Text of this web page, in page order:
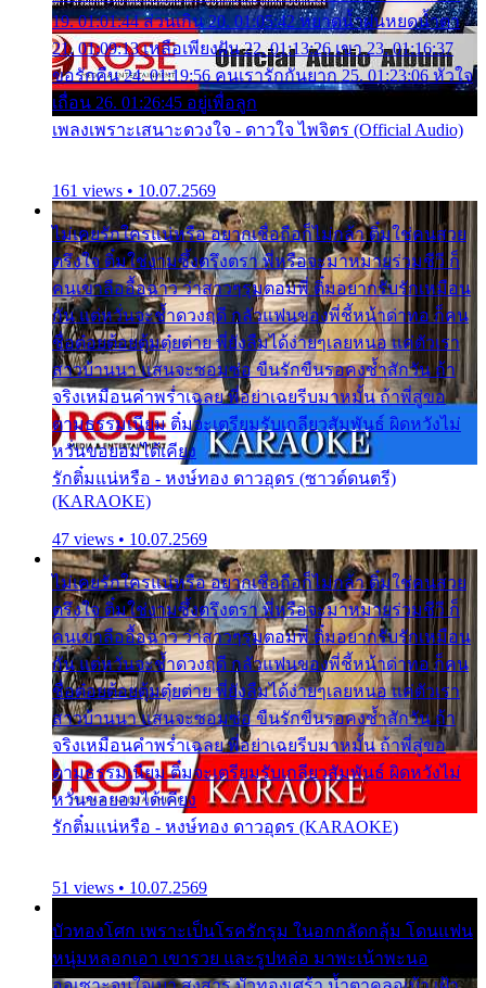
19. 01:01:44 ส่วนเกิน 20. 01:05:42 หยาดน้ำฝนหยดน้ำตา
21. 01:09:13 เหลือเพียงฝัน 22. 01:13:26 เขา 23. 01:16:37
ขอรักคืน 24. 01:19:56 คนเรารักกันยาก 25. 01:23:06 หัวใจ
เถื่อน 26. 01:26:45 อยู่เพื่อลูก
เพลงเพราะเสนาะดวงใจ - ดาวใจ ไพจิตร (Official Audio)
161 views • 10.07.2569
ไม่เคยรักใครแน่หรือ อยากเชื่อถือก็ไม่กล้า ติ๋มใช่คนสวย
ตรึงใจ ติ๋มใช่งามซึ้งตรึงตรา พี่หรือจะมาหมายร่วมชีวี ก็
คนเขาลืออื้อฉาว ว่าสาวๆรุมตอมพี่ ติ๋มอยากรับรักเหมือน
กัน แต่หวั่นจะช้ำดวงฤดี กลัวแฟนของพี่ชี้หน้าด่าทอ ก็คน
ชื่อต๋อยต้อยตุ้มตุ๋ยต่าย พี่ยังลืมได้ง่ายๆเลยหนอ แค่ตัวเรา
สาวบ้านนา แสนจะซอมซ่อ ขืนรักขืนรอคงช้ำสักวัน ถ้า
จริงเหมือนคำพร่ำเฉลย พี่อย่าเฉยรีบมาหมั้น ถ้าพี่สู่ขอ
ตามธรรมเนียม ติ๋มจะเตรียมรับเกลียวสัมพันธ์ ผิดหวังไม่
หวั่นขอยอมได้เคียง
รักติ๋มแน่หรือ - หงษ์ทอง ดาวอุดร (ซาวด์ดนตรี)
(KARAOKE)
47 views • 10.07.2569
ไม่เคยรักใครแน่หรือ อยากเชื่อถือก็ไม่กล้า ติ๋มใช่คนสวย
ตรึงใจ ติ๋มใช่งามซึ้งตรึงตรา พี่หรือจะมาหมายร่วมชีวี ก็
คนเขาลืออื้อฉาว ว่าสาวๆรุมตอมพี่ ติ๋มอยากรับรักเหมือน
กัน แต่หวั่นจะช้ำดวงฤดี กลัวแฟนของพี่ชี้หน้าด่าทอ ก็คน
ชื่อต๋อยต้อยตุ้มตุ๋ยต่าย พี่ยังลืมได้ง่ายๆเลยหนอ แค่ตัวเรา
สาวบ้านนา แสนจะซอมซ่อ ขืนรักขืนรอคงช้ำสักวัน ถ้า
จริงเหมือนคำพร่ำเฉลย พี่อย่าเฉยรีบมาหมั้น ถ้าพี่สู่ขอ
ตามธรรมเนียม ติ๋มจะเตรียมรับเกลียวสัมพันธ์ ผิดหวังไม่
หวั่นขอยอมได้เคียง
รักติ๋มแน่หรือ - หงษ์ทอง ดาวอุดร (KARAOKE)
51 views • 10.07.2569
บัวทองโศก เพราะเป็นโรครักรุม ในอกกลัดกลุ้ม โดนแฟน
หนุ่มหลอกเอา เขารวย และรูปหล่อ มาพะเน้าพะนอ